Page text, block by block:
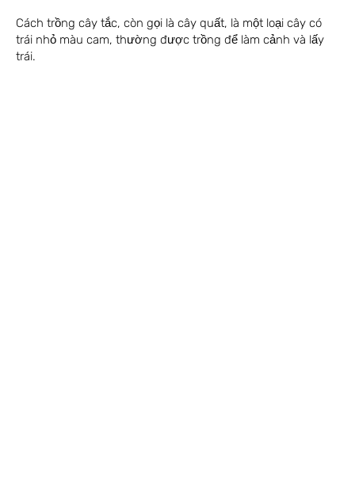
Cách trồng cây tắc, còn gọi là cây quất, là một loại cây có
trái nhỏ màu cam, thường được trồng để làm cảnh và lấy
trái.